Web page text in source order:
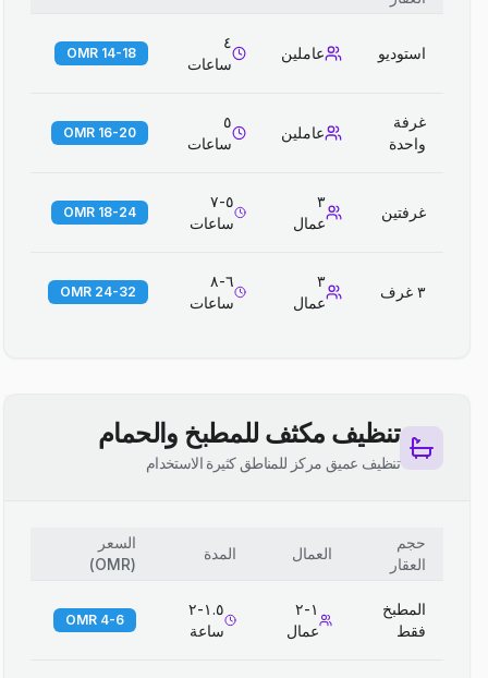
استوديو عاملين
٤
ساعات
14-18 OMR
غرفة
واحدة
عاملين
٥
ساعات
16-20 OMR
غرفتين
٣
عمال
٥-٧
ساعات
18-24 OMR
٣ غرف
٣
عمال
٦-٨
ساعات
24-32 OMR
تنظيف مكثف للمطبخ والحمام
تنظيف عميق مركز للمناطق كثيرة الاستخدام
حجم
العقار
العمال المدة
السعر
(
OMR
)
المطبخ
فقط
١-٢
عمال
١.٥-٢
ساعة
4-6 OMR